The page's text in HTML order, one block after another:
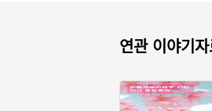
연관 이야기